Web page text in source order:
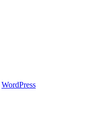
WordPress